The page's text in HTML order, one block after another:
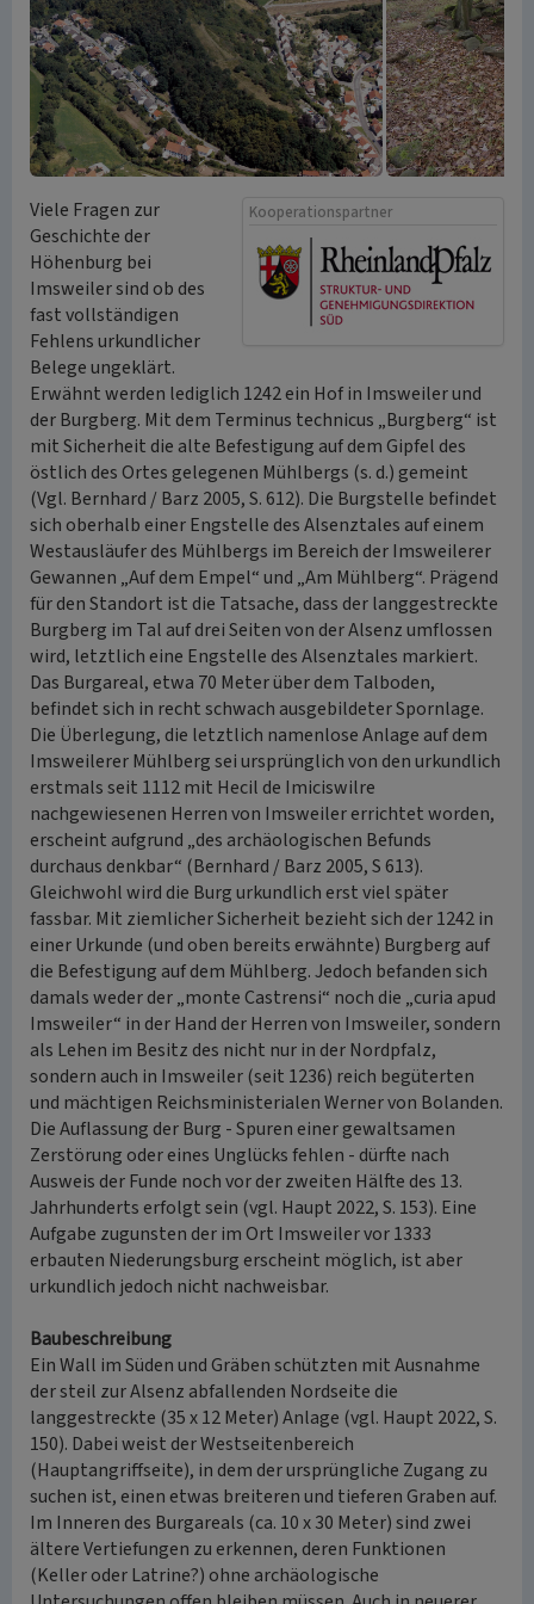
Kooperationspartner
Viele Fragen zur
Geschichte der
Höhenburg bei
Imsweiler sind ob des
fast vollständigen
Fehlens urkundlicher
Belege ungeklärt.
Erwähnt werden lediglich 1242 ein Hof in Imsweiler und
der Burgberg. Mit dem Terminus technicus „Burgberg“ ist
mit Sicherheit die alte Befestigung auf dem Gipfel des
östlich des Ortes gelegenen Mühlbergs (s. d.) gemeint
(Vgl. Bernhard / Barz 2005, S. 612). Die Burgstelle befindet
sich oberhalb einer Engstelle des Alsenztales auf einem
Westausläufer des Mühlbergs im Bereich der Imsweilerer
Gewannen „Auf dem Empel“ und „Am Mühlberg“. Prägend
für den Standort ist die Tatsache, dass der langgestreckte
Burgberg im Tal auf drei Seiten von der Alsenz umflossen
wird, letztlich eine Engstelle des Alsenztales markiert.
Das Burgareal, etwa 70 Meter über dem Talboden,
befindet sich in recht schwach ausgebildeter Spornlage.
Die Überlegung, die letztlich namenlose Anlage auf dem
Imsweilerer Mühlberg sei ursprünglich von den urkundlich
erstmals seit 1112 mit Hecil de Imiciswilre
nachgewiesenen Herren von Imsweiler errichtet worden,
erscheint aufgrund „des archäologischen Befunds
durchaus denkbar“ (Bernhard / Barz 2005, S 613).
Gleichwohl wird die Burg urkundlich erst viel später
fassbar. Mit ziemlicher Sicherheit bezieht sich der 1242 in
einer Urkunde (und oben bereits erwähnte) Burgberg auf
die Befestigung auf dem Mühlberg. Jedoch befanden sich
damals weder der „monte Castrensi“ noch die „curia apud
Imsweiler“ in der Hand der Herren von Imsweiler, sondern
als Lehen im Besitz des nicht nur in der Nordpfalz,
sondern auch in Imsweiler (seit 1236) reich begüterten
und mächtigen Reichsministerialen Werner von Bolanden.
Die Auflassung der Burg - Spuren einer gewaltsamen
Zerstörung oder eines Unglücks fehlen - dürfte nach
Ausweis der Funde noch vor der zweiten Hälfte des 13.
Jahrhunderts erfolgt sein (vgl. Haupt 2022, S. 153). Eine
Aufgabe zugunsten der im Ort Imsweiler vor 1333
erbauten Niederungsburg erscheint möglich, ist aber
urkundlich jedoch nicht nachweisbar.
Baubeschreibung
Ein Wall im Süden und Gräben schützten mit Ausnahme
der steil zur Alsenz abfallenden Nordseite die
langgestreckte (35 x 12 Meter) Anlage (vgl. Haupt 2022, S.
150). Dabei weist der Westseitenbereich
(Hauptangriffseite), in dem der ursprüngliche Zugang zu
suchen ist, einen etwas breiteren und tieferen Graben auf.
Im Inneren des Burgareals (ca. 10 x 30 Meter) sind zwei
ältere Vertiefungen zu erkennen, deren Funktionen
(Keller oder Latrine?) ohne archäologische